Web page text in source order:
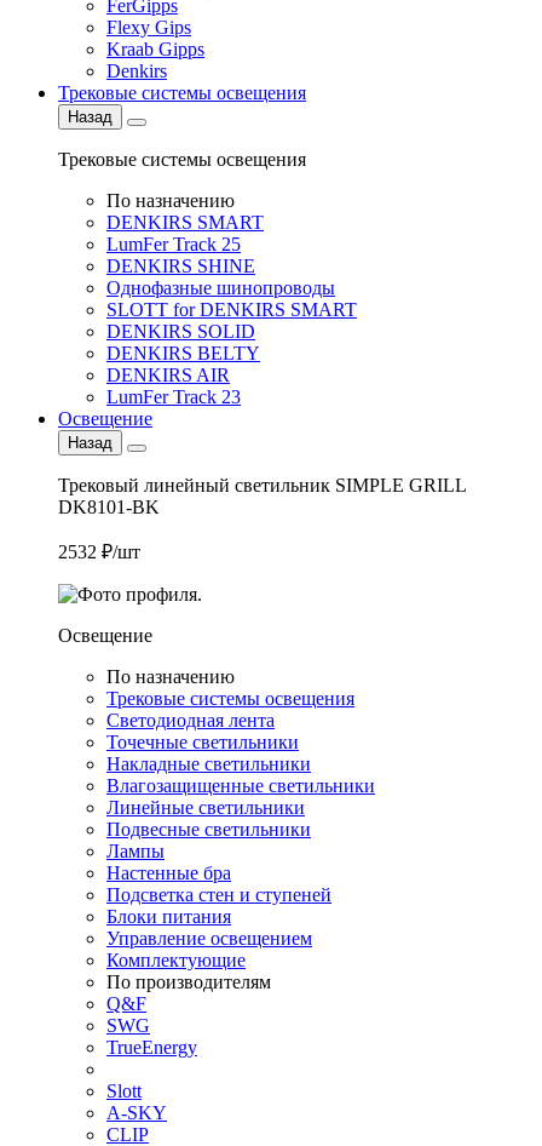
FerGipps
Flexy Gips
Kraab Gipps
Denkirs
Трековые системы освещения
Назад
Трековые системы освещения
По назначению
DENKIRS SMART
LumFer Track 25
DENKIRS SHINE
Однофазные шинопроводы
SLOTT for DENKIRS SMART
DENKIRS SOLID
DENKIRS BELTY
DENKIRS AIR
LumFer Track 23
Освещение
Назад
Трековый линейный светильник SIMPLE GRILL
DK8101-BK
2532 ₽/шт
Освещение
По назначению
Трековые системы освещения
Светодиодная лента
Точечные светильники
Накладные светильники
Влагозащищенные светильники
Линейные светильники
Подвесные светильники
Лампы
Настенные бра
Подсветка стен и ступеней
Блоки питания
Управление освещением
Комплектующие
По производителям
Q&F
SWG
TrueEnergy
Slott
A-SKY
CLIP